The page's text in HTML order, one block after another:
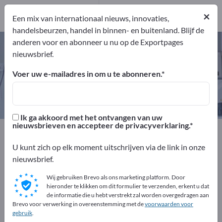
Hardheidstestmachines – vind
3
Exportpages
Geneeskunde en laboratorium
Testmachines
Hardheidstestmachines
Adverteer gratis op Exportpages!
Behoeften – Aanbiedingen – Gebruikte goederen –
Zakelijke contacten >> begin hier
×
Een mix van internationaal nieuws, innovaties,
handelsbeurzen, handel in binnen- en buitenland. Blijf de
anderen voor en abonneer u nu op de Exportpages
nieuwsbrief.
Voer uw e-mailadres in om u te abonneren.
Ik ga akkoord met het ontvangen van uw
nieuwsbrieven en accepteer de privacyverklaring.
U kunt zich op elk moment uitschrijven via de link in onze
nieuwsbrief.
Wij gebruiken Brevo als ons marketing platform. Door
hieronder te klikken om dit formulier te verzenden, erkent u dat
de informatie die u hebt verstrekt zal worden overgedragen aan
Brevo voor verwerking in overeenstemming met devoorwaarden voor
gebruik.